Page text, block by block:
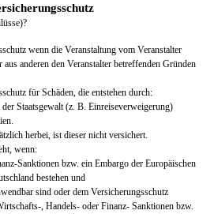
wenn die Veranstaltung vom Veranstalter
anderen den Veranstalter betreffenden Gründen
für Schäden, die entstehen durch:
Staatsgewalt (z. B. Einreiseverweigerung)
herbei, ist dieser nicht versichert.
wenn:
Sanktionen bzw. ein Embargo der Europäischen
bestehen und
sind oder dem Versicherungsschutz
, Handels- oder Finanz- Sanktionen bzw.